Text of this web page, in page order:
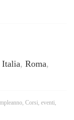
Italia, Roma,
Corsi eventi